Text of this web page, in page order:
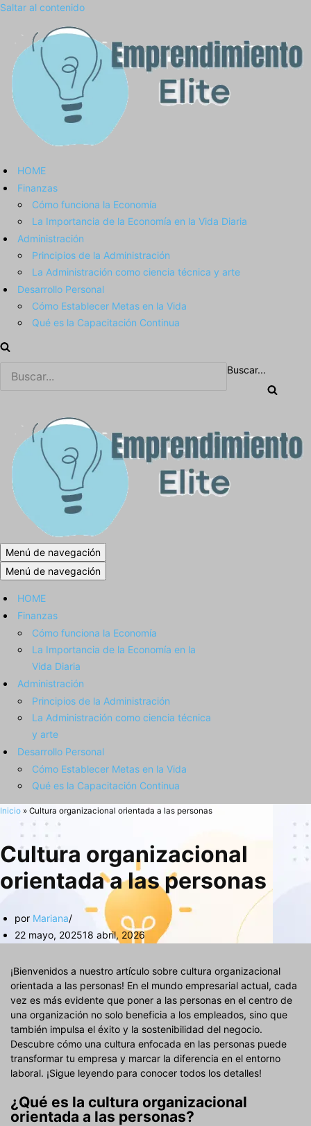
Saltar al contenido
HOME
Finanzas
Cómo funciona la Economía
La Importancia de la Economía en la Vida Diaria
Administración
Principios de la Administración
La Administración como ciencia técnica y arte
Desarrollo Personal
Cómo Establecer Metas en la Vida
Qué es la Capacitación Continua
Buscar...
Menú de navegación
Menú de navegación
HOME
Finanzas
Cómo funciona la Economía
La Importancia de la Economía en la
Vida Diaria
Administración
Principios de la Administración
La Administración como ciencia técnica
y arte
Desarrollo Personal
Cómo Establecer Metas en la Vida
Qué es la Capacitación Continua
Inicio » Cultura organizacional orientada a las personas
Cultura organizacional
orientada a las personas
por Mariana
22 mayo, 202518 abril, 2026
¡Bienvenidos a nuestro artículo sobre cultura organizacional
orientada a las personas! En el mundo empresarial actual, cada
vez es más evidente que poner a las personas en el centro de
una organización no solo beneficia a los empleados, sino que
también impulsa el éxito y la sostenibilidad del negocio.
Descubre cómo una cultura enfocada en las personas puede
transformar tu empresa y marcar la diferencia en el entorno
laboral. ¡Sigue leyendo para conocer todos los detalles!
¿Qué es la cultura organizacional
orientada a las personas?